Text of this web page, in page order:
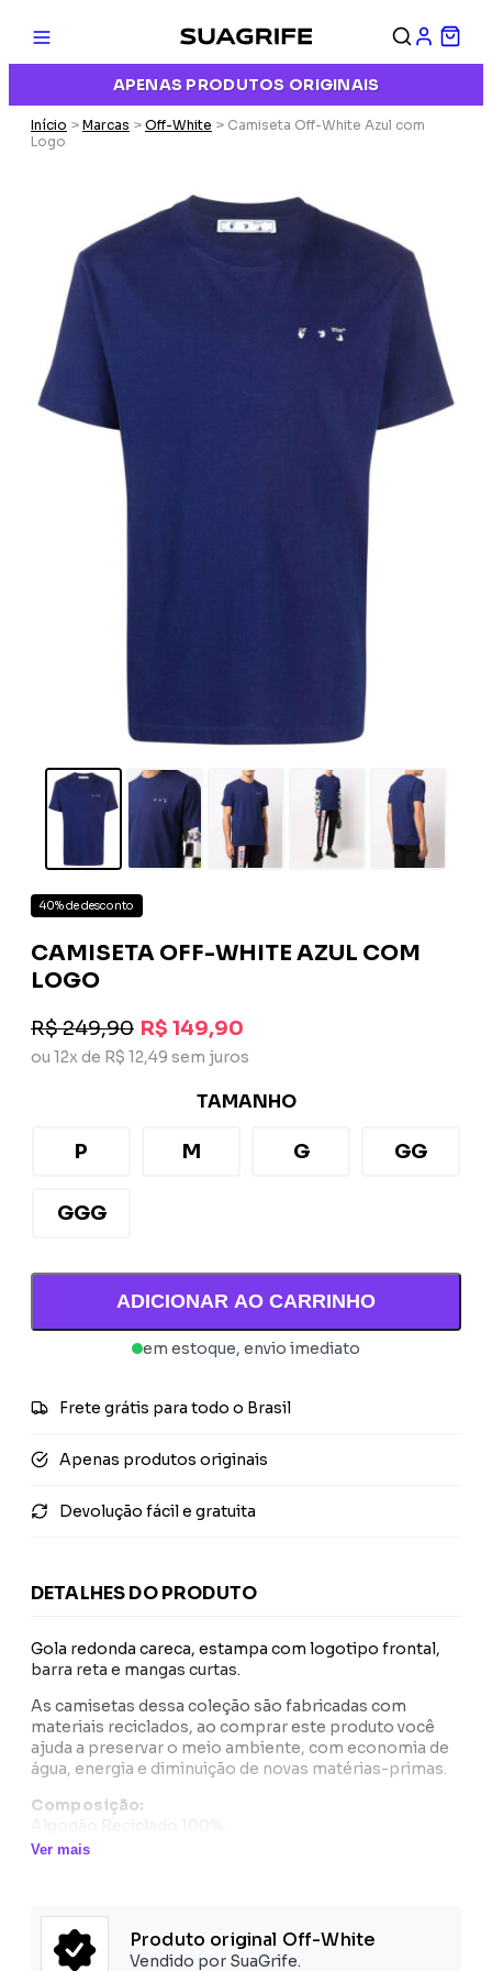
APENAS PRODUTOS ORIGINAIS
Início > Marcas > Off-White > Camiseta Off-White Azul com
Logo
40% de desconto
CAMISETA OFF-WHITE AZUL COM
LOGO
R$ 249,90 R$ 149,90
ou 12x de R$ 12,49 sem juros
TAMANHO
P M G GG
GGG
ADICIONAR AO CARRINHO
em estoque, envio imediato
Frete grátis para todo o Brasil
Apenas produtos originais
Devolução fácil e gratuita
DETALHES DO PRODUTO
Gola redonda careca, estampa com logotipo frontal,
barra reta e mangas curtas.
As camisetas dessa coleção são fabricadas com
materiais reciclados, ao comprar este produto você
ajuda a preservar o meio ambiente, com economia de
água, energia e diminuição de novas matérias-primas.
Composição:
Ver mais
Produto original Off-White
Vendido por SuaGrife.